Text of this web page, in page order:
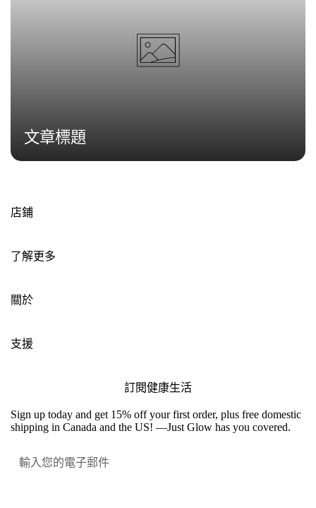
文章標題
店鋪
了解更多
關於
支援
訂閱健康生活
Sign up today and get 15% off your first order, plus free domestic
shipping in Canada and the US! —Just Glow has you covered.